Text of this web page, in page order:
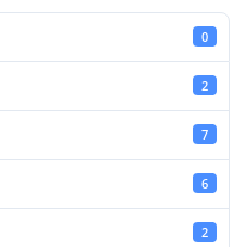
0
2
7
6
2